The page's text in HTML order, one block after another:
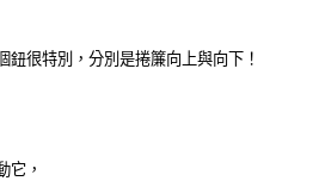
鈕很特別，分別是捲簾向上與向下！
它，